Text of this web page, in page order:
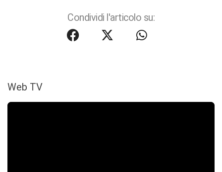
Condividi l'articolo su:
Web TV